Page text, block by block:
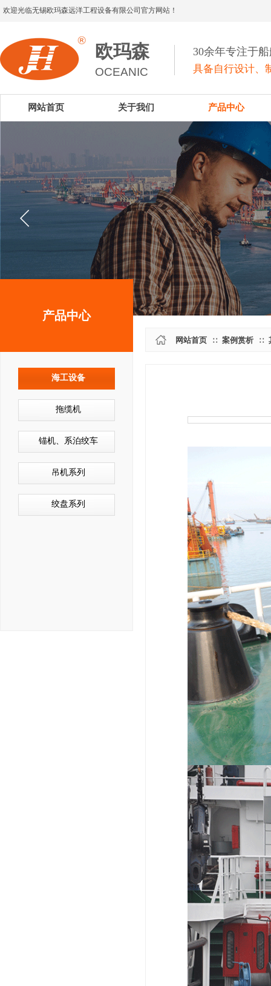
欢迎光临无锡欧玛森远洋工程设备有限公司官方网站！
欧玛森 30余年专注于
OCEANIC 具备自行设计、
网站首页 关于我们 产品中心
海工设备
拖缆机
锚机、系泊绞车
吊机系列
绞盘系列
产品中心
网站首页 ∷ 案例赏析 ∷